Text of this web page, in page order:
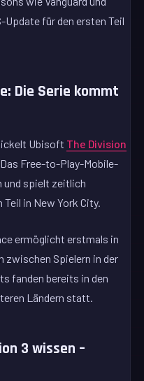
für den ersten Teil
Die Serie kommt
Ubisoft The Division
Free-to-Play-Mobile-
und spielt zeitlich
in New York City.
ermöglicht erstmals in
zwischen Spielern in der
fanden bereits in den
Ländern statt.
3 wissen –